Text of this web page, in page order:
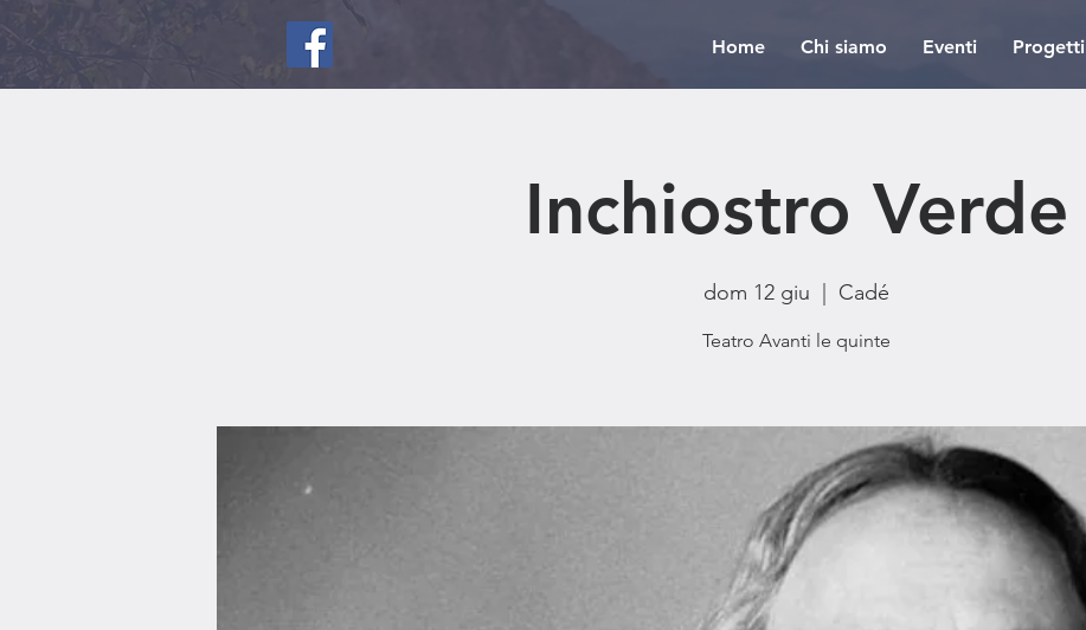
Home Chi siamo Eventi Progetti
Inchiostro Verde
dom 12 giu Cadé
Teatro Avanti le quinte